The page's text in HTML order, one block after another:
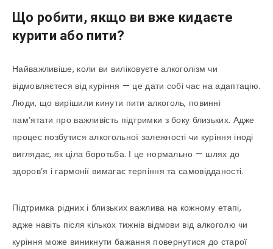
Що робити, якщо ви вже кидаєте
курити або пити?
Найважливіше, коли ви виліковуєте алкоголізм чи
відмовляєтеся від куріння — це дати собі час на адаптацію.
Люди, що вирішили кинути пити алкоголь, повинні
пам’ятати про важливість підтримки з боку близьких. Адже
процес позбутися алкогольної залежності чи куріння іноді
виглядає, як ціла боротьба. І це нормально — шлях до
здоров’я і гармонії вимагає терпіння та самовідданості.
Підтримка рідних і близьких важлива на кожному етапі,
адже навіть після кількох тижнів відмови від алкоголю чи
куріння може виникнути бажання повернутися до старої